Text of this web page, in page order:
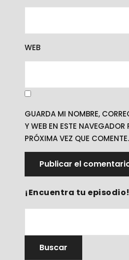
WEB
GUARDA MI NOMBRE,
Y WEB EN ESTE NAVEGADOR
PRÓXIMA VEZ QUE COMENTE.
¡Encuentra tu episodio!